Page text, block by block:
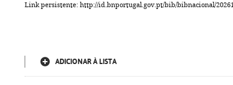
Link persistente: http://id.bnportugal.gov.pt/bib/bibnacional/
ADICIONAR À LISTA